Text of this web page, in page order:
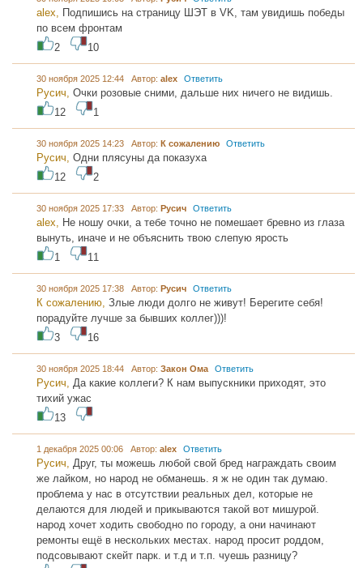
alex, Подпишись на страницу ШЭТ в VK, там увидишь победы
по всем фронтам
2
10
30 ноября 2025 12:44 Автор: alex Ответить
Русич, Очки розовые сними, дальше них ничего не видишь.
12
1
30 ноября 2025 14:23 Автор: К сожалению Ответить
Русич, Одни плясуны да показуха
12
2
30 ноября 2025 17:33 Автор: Русич Ответить
alex, Не ношу очки, а тебе точно не помешает бревно из глаза
вынуть, иначе и не объяснить твою слепую ярость
1
11
30 ноября 2025 17:38 Автор: Русич Ответить
К сожалению, Злые люди долго не живут! Берегите себя!
порадуйте лучше за бывших коллег)))!
3
16
30 ноября 2025 18:44 Автор: Закон Ома Ответить
Русич, Да какие коллеги? К нам выпускники приходят, это
тихий ужас
13
1 декабря 2025 00:06 Автор: alex Ответить
Русич, Друг, ты можешь любой свой бред награждать своим
же лайком, но народ не обманешь. я ж не один так думаю.
проблема у нас в отсутствии реальных дел, которые не
делаются для людей и прикываются такой вот мишурой.
народ хочет ходить свободно по городу, а они начинают
ремонты ещё в нескольких местах. народ просит роддом,
подсовывают скейт парк. и т.д и т.п. чуешь разницу?